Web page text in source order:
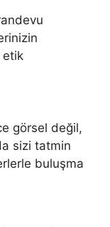
etik
görsel değil,
sizi tatmin
buluşma